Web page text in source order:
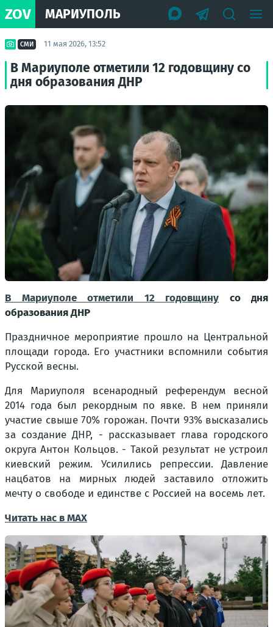
ZOV МАРИУПОЛЬ
СМИ 11 мая 2026, 13:52
В Мариуполе отметили 12 годовщину со
дня образования ДНР
В Мариуполе отметили 12 годовщину со дня
образования ДНР
Праздничное мероприятие прошло на Центральной
площади города. Его участники вспомнили события
Русской весны.
Для Мариуполя всенародный референдум весной
2014 года был рекордным по явке. В нем приняли
участие свыше 70% горожан. Почти 93% высказались
за создание ДНР, - рассказывает глава городского
округа Антон Кольцов. - Такой результат не устроил
киевский режим. Усилились репрессии. Давление
нацбатов на мирных людей заставило отложить
мечту о свободе и единстве с Россией на восемь лет.
Читать нас в МАХ